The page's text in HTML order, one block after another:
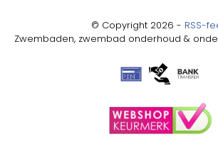
© Copyright 2026 - RSS-
Zwembaden, zwembad onderhoud &